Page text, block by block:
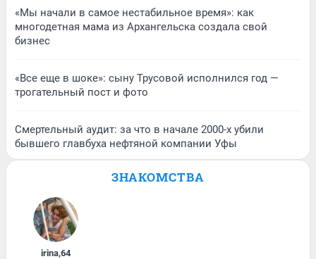
«Мы начали в самое нестабильное время»: как
многодетная мама из Архангельска создала свой
бизнес
«Все еще в шоке»: сыну Трусовой исполнился год —
трогательный пост и фото
Смертельный аудит: за что в начале 2000-х убили
бывшего главбуха нефтяной компании Уфы
ЗНАКОМСТВА
irina,64